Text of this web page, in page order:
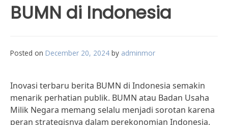
BUMN di Indonesia
Posted on December 20, 2024 by adminmor
Inovasi terbaru berita BUMN di Indonesia semakin
menarik perhatian publik. BUMN atau Badan Usaha
Milik Negara memang selalu menjadi sorotan karena
peran strategisnya dalam perekonomian Indonesia.